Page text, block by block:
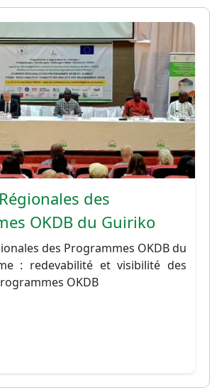
des
OKDB du Guiriko
des Programmes OKDB du
: redevabilité et visibilité des
OKDB